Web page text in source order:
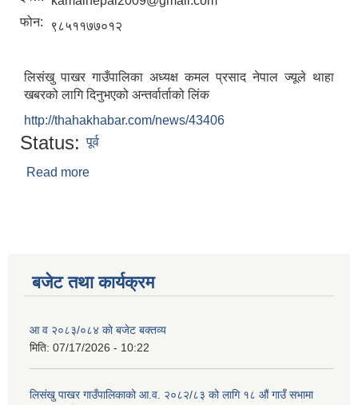
फोन:
९८५११७७०१२
लिसंखु पाखर गाउँपालिका अध्यक्ष कमल प्रसाद नेपाल ज्यूले थाहा
खबरको लागि दिनुभएको अन्तर्वार्ताको लिंक
http://thahakhabar.com/news/43406
Status: पूर्व
Read more
बजेट तथा कार्यक्रम
आ व २०८३/०८४ काे बजेट बक्तव्य
मिति: 07/17/2026 - 10:22
लिसंखु पाखर गाउँपालिकाको आ.व. २०८२/८३ को लागि १८ औं गाउँ सभामा